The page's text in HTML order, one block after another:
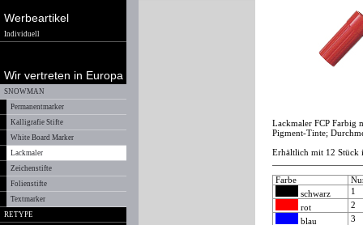
Werbeartikel
Individuell
Wir vertreten in Europa
SNOWMAN
Permanentmarker
Kalligrafie Stifte
White Board Marker
Lackmaler
Zeichenstifte
Folienstifte
Textmarker
RETYPE
Lackmaler FCP Farbig
Pigment-Tinte;
Erhältlich mit 12 Stück
Farbe
schwarz
1
rot
2
blau
3